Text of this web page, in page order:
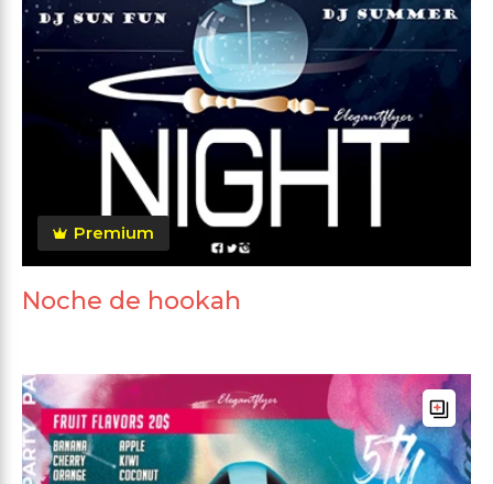
Premium
Noche de hookah